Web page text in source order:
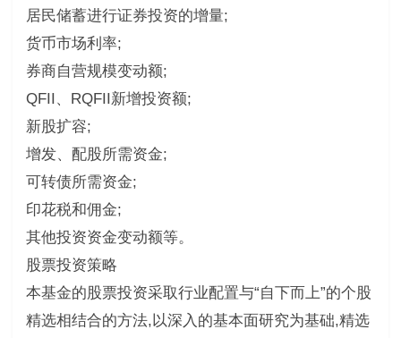
居民储蓄进行证券投资的增量;
货币市场利率;
券商自营规模变动额;
QFII、RQFII新增投资额;
新股扩容;
增发、配股所需资金;
可转债所需资金;
印花税和佣金;
其他投资资金变动额等。
股票投资策略
本基金的股票投资采取行业配置与“自下而上”的个股
精选相结合的方法,以深入的基本面研究为基础,精选